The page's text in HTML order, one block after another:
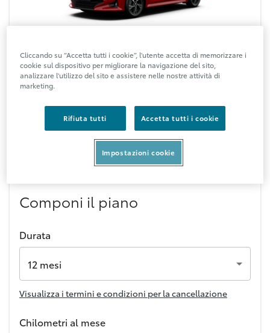
1 / 6
Componi il piano
Durata
12 mesi
Visualizza i termini e condizioni per la cancellazione
Chilometri al mese
Cliccando su “Accetta tutti i cookie”, l'utente accetta di memorizzare i
cookie sul dispositivo per migliorare la navigazione del sito,
analizzare l'utilizzo del sito e assistere nelle nostre attività di
marketing.
Rifiuta tutti Accetta tutti i cookie
Impostazioni cookie